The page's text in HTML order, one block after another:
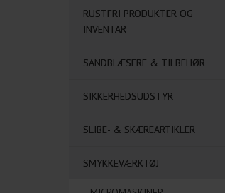
RUSTFRI PRODUKTER OG
INVENTAR
SANDBLÆSERE & TILBEHØR
SIKKERHEDSUDSTYR
SLIBE- & SKÆREARTIKLER
SMYKKEVÆRKTØJ